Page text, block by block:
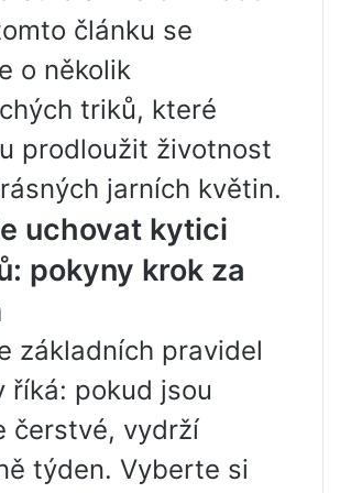
článku se
o několik
triků, které
prodloužit životnost
jarních květin.
uchovat kytici
pokyny krok za
základních pravidel
říká: pokud jsou
čerstvé, vydrží
týden. Vyberte si